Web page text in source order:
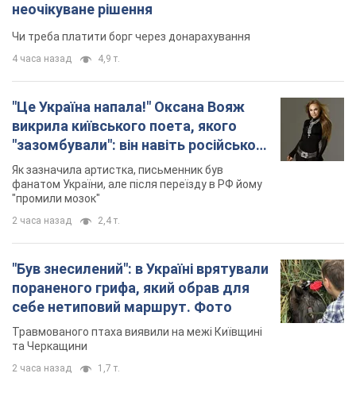
неочікуване рішення
Чи треба платити борг через донарахування
4 часа назад 4,9 т.
"Це Україна напала!" Оксана Вояж
викрила київського поета, якого
"зазомбували": він навіть російської
не знав, а тепер хоче геноциду
українців
Як зазначила артистка, письменник був
фанатом України, але після переїзду в РФ йому
"промили мозок"
2 часа назад 2,4 т.
"Був знесилений": в Україні врятували
пораненого грифа, який обрав для
себе нетиповий маршрут. Фото
Травмованого птаха виявили на межі Київщині
та Черкащини
2 часа назад 1,7 т.